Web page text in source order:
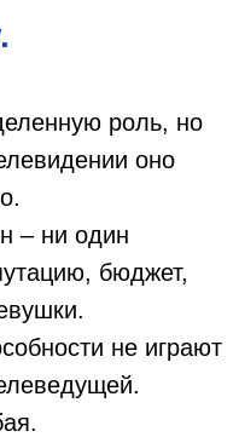
роль, но
оно
– ни один
бюджет,
не играют